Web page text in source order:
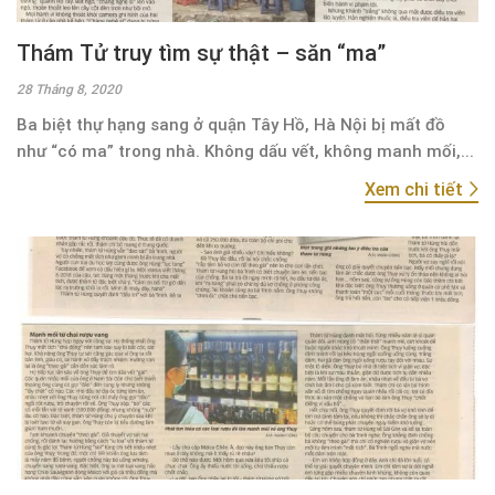
Thám Tử truy tìm sự thật – săn “ma”
28 Tháng 8, 2020
Ba biệt thự hạng sang ở quận Tây Hồ, Hà Nội bị mất đồ
như “có ma” trong nhà. Không dấu vết, không manh mối,...
Xem chi tiết